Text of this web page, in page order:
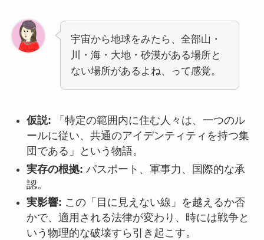
宇宙から地球をみたら、全部山・
川・海・大地・砂漠がある場所と
ない場所があるよね、って感覚。
仮説: 「特定の範囲内に住む人々は、一つのル
ールに従い、共通のアイデンティティを持つ集
団である」という物語。
実存の根拠: パスポート、軍事力、国際的な承
認。
実影響: この「目に見えない線」を越えるか否
かで、適用される法律が変わり、時には戦争と
いう物理的な破壊すら引き起こす。